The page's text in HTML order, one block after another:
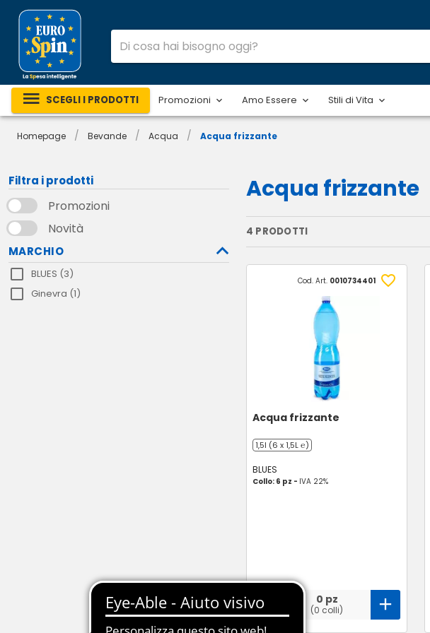
SCEGLI I PRODOTTI Promozioni Amo Essere Stili di Vita
Homepage / Bevande / Acqua / Acqua frizzante
Filtra i prodotti
Promozioni
Novità
MARCHIO
BLUES (3)
Ginevra (1)
Acqua frizzante
4 PRODOTTI
Cod. Art. 0010734401
Acqua frizzante
1,5l (6 x 1,5L ℮)
BLUES
Collo: 6 pz - IVA 22%
0 pz
(0 colli)